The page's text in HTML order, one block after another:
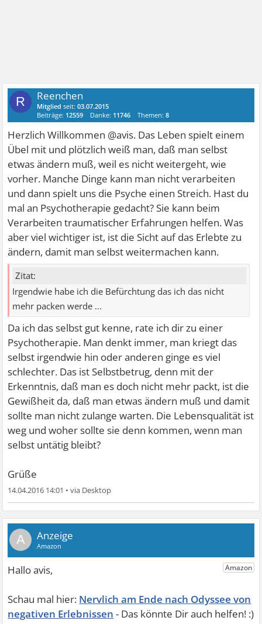
R Reenchen
Mitglied seit:03.07.2015
Beiträge: 12559 Danke: 11746 Themen:8
Herzlich Willkommen @avis. Das Leben spielt einem
Übel mit und plötzlich weiß man, daß man selbst
etwas ändern muß, weil es nicht weitergeht, wie
vorher. Manche Dinge kann man nicht verarbeiten
und dann spielt uns die Psyche einen Streich. Hast du
mal an Psychotherapie gedacht? Sie kann beim
Verarbeiten traumatischer Erfahrungen helfen. Was
aber viel wichtiger ist, ist die Sicht auf das Erlebte zu
ändern, damit man selbst weitermachen kann.
Zitat:
Irgendwie habe ich die Befürchtung das ich das nicht
mehr packen werde ...
Da ich das selbst gut kenne, rate ich dir zu einer
Psychotherapie. Man denkt immer, man kriegt das
selbst irgendwie hin oder anderen ginge es viel
schlechter. Das ist Selbstbetrug, denn mit der
Erkenntnis, daß man es doch nicht mehr packt, ist die
Gewißheit da, daß man etwas ändern muß und damit
sollte man nicht zulange warten. Die Lebensqualität ist
weg und woher sollte sie denn kommen, wenn man
selbst untätig bleibt?
Grüße
14.04.2016 14:01 •
A
Nervlich am Ende nach Odyssee von
negativen Erlebnissen